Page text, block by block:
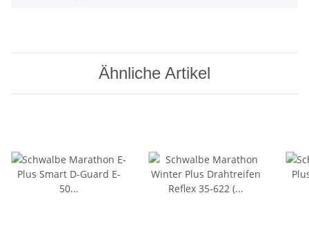
Ähnliche Artikel